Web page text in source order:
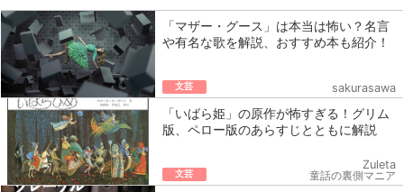
「マザー・グース」は本当は怖い？名言
や有名な歌を解説、おすすめ本も紹介！
文芸 sakurasawa
「いばら姫」の原作が怖すぎる！グリム
版、ペロー版のあらすじとともに解説
文芸
Zuleta
童話の裏側マニア